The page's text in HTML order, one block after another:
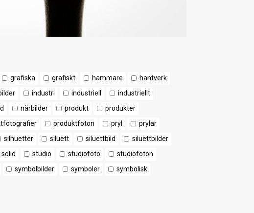
grafiska grafiskt hammare
hantverk
industri industriell
industriellt
närbilder produkt
produkter
produktfoton pryl
prylar
silhuetter siluett siluettbild
siluettbilder
solid studio studiofoto
studiofoton
symbolbilder symboler
symbolisk